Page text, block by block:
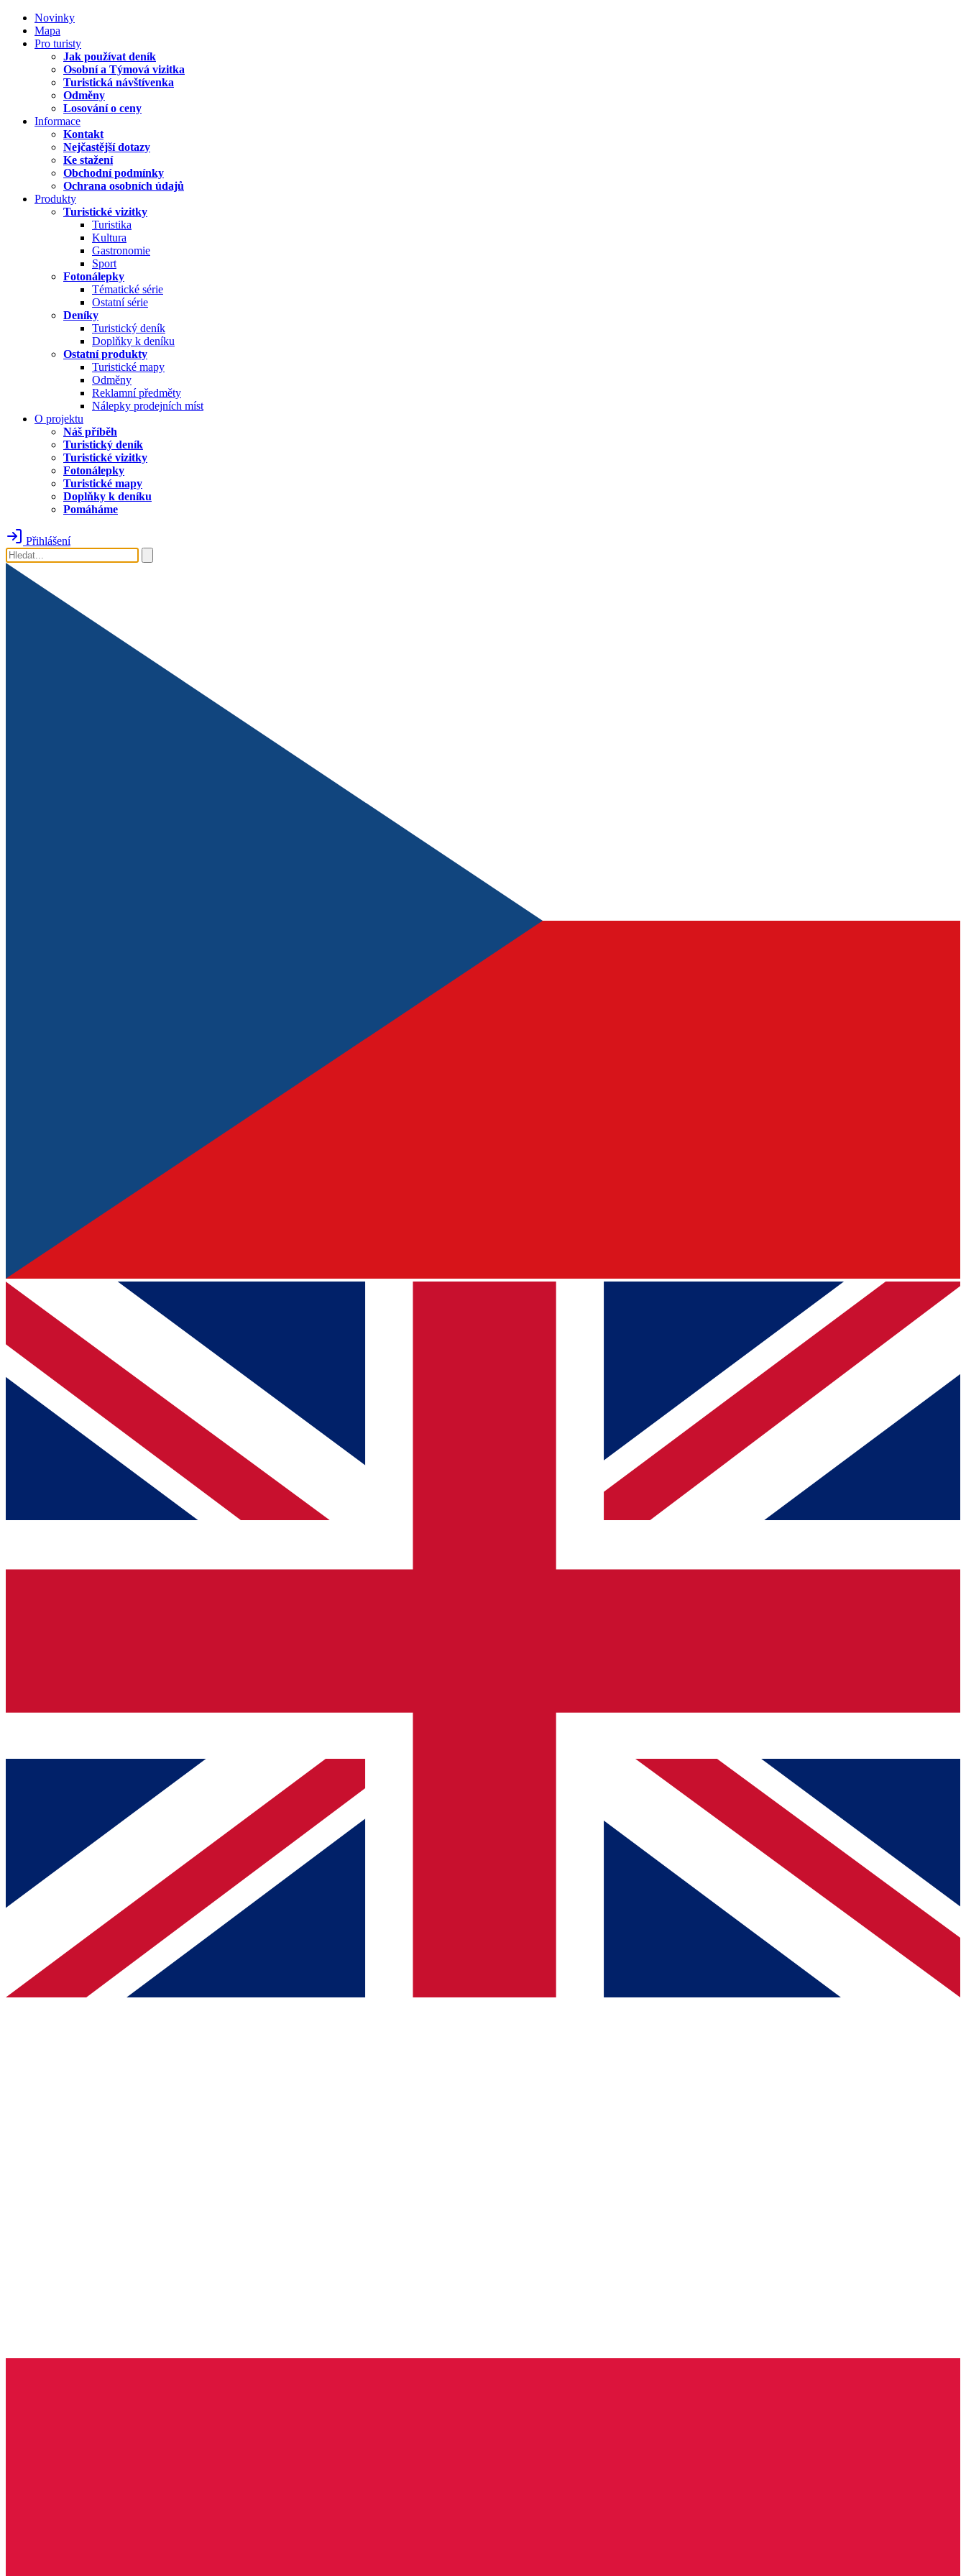
Novinky
Mapa
Pro turisty
Jak používat deník
Osobní a Týmová vizitka
Turistická návštívenka
Odměny
Losování o ceny
Informace
Kontakt
Nejčastější dotazy
Ke stažení
Obchodní podmínky
Ochrana osobních údajů
Produkty
Turistické vizitky
Turistika
Kultura
Gastronomie
Sport
Fotonálepky
Tématické série
Ostatní série
Deníky
Turistický deník
Doplňky k deníku
Ostatní produkty
Turistické mapy
Odměny
Reklamní předměty
Nálepky prodejních míst
O projektu
Náš příběh
Turistický deník
Turistické vizitky
Fotonálepky
Turistické mapy
Doplňky k deníku
Pomáháme
Přihlášení